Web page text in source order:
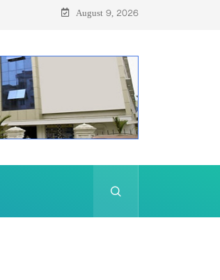
August 9, 2026